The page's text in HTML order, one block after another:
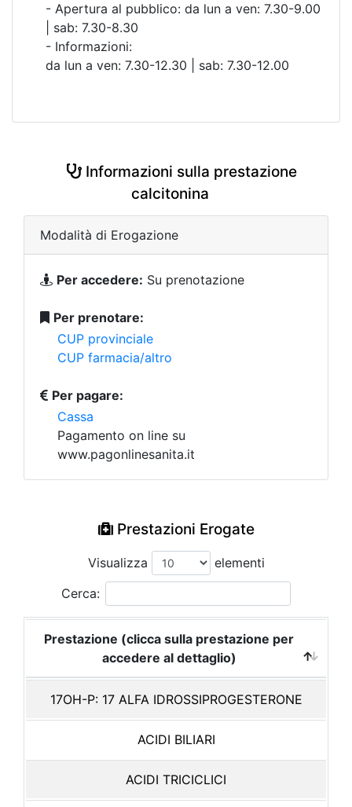
- Apertura al pubblico: da lun a ven: 7.30-9.00
| sab: 7.30-8.30
- Informazioni:
da lun a ven: 7.30-12.30 | sab: 7.30-12.00
Informazioni sulla prestazione
calcitonina
Modalità di Erogazione
Per accedere: Su prenotazione
Per prenotare:
CUP provinciale
CUP farmacia/altro
Per pagare:
Cassa
Pagamento on line su
www.pagonlinesanita.it
Prestazioni Erogate
Visualizza
elementi
Cerca:
Prestazione (clicca sulla prestazione per
accedere al dettaglio)
17OH-P: 17 ALFA IDROSSIPROGESTERONE
ACIDI BILIARI
ACIDI TRICICLICI